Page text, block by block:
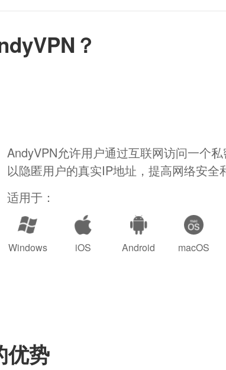
？
AndyVPN允许用户通过互联网访问一个
以隐匿用户的真实IP地址，提高网络安全
适用于：
Windows iOS Android macOS
优势